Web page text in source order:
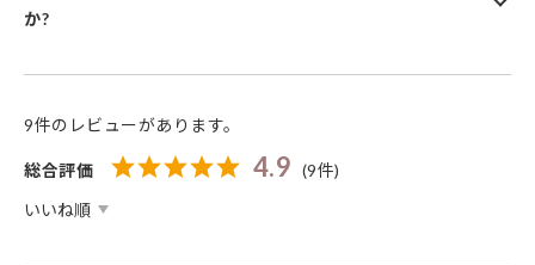
か?
9件のレビューがあります。
総合評価 4.9 (9件)